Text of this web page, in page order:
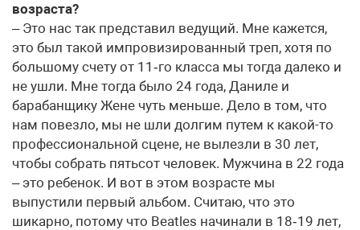
возраста?
– Это нас так представил ведущий. Мне кажется,
это был такой импровизированный треп, хотя по
большому счету от 11‑го класса мы тогда далеко и
не ушли. Мне тогда было 24 года, Даниле и
барабанщику Жене чуть меньше. Дело в том, что
нам повезло, мы не шли долгим путем к какой-то
профессиональной сцене, не вылезли в 30 лет,
чтобы собрать пятьсот человек. Мужчина в 22 года
– это ребенок. И вот в этом возрасте мы
выпустили первый альбом. Считаю, что это
шикарно, потому что Beatles начинали в 18‑19 лет,